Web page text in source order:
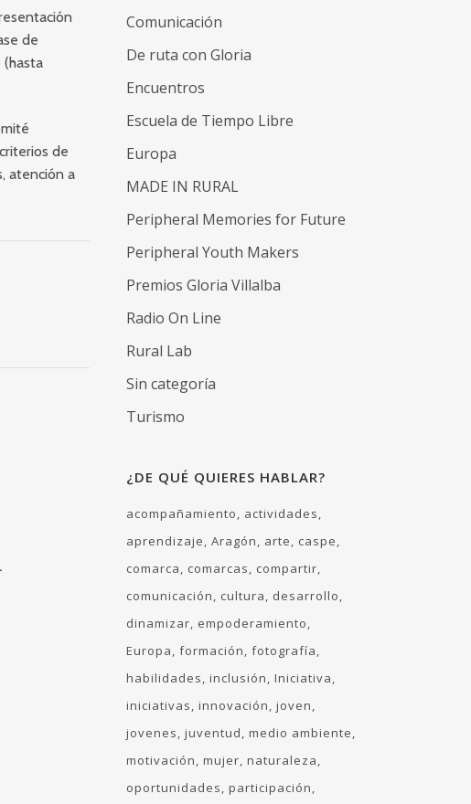
de
de
atención a
Comunicación
De ruta con Gloria
Encuentros
Escuela de Tiempo Libre
Europa
MADE IN RURAL
Peripheral Memories for Future
Peripheral Youth Makers
Premios Gloria Villalba
Radio On Line
Rural Lab
Sin categoría
Turismo
¿DE QUÉ QUIERES HABLAR?
acompañamiento
actividades
aprendizaje Aragón arte
caspe
comarca
comarcas
compartir
comunicación
cultura
desarrollo
dinamizar empoderamiento
Europa formación fotografía
habilidades inclusión Iniciativa
iniciativas innovación joven
jovenes juventud medio ambiente
motivación mujer naturaleza
oportunidades participación